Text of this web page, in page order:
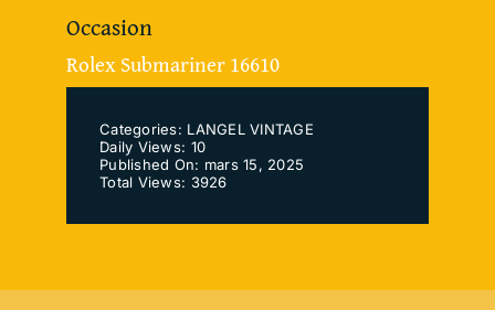
ALLIANCES
À PROPOS DE LANGEL
Occasion
Rolex Submariner 16610
Categories: LANGEL VINTAGE
Daily Views: 10
Published On: mars 15, 2025
Total Views: 3926